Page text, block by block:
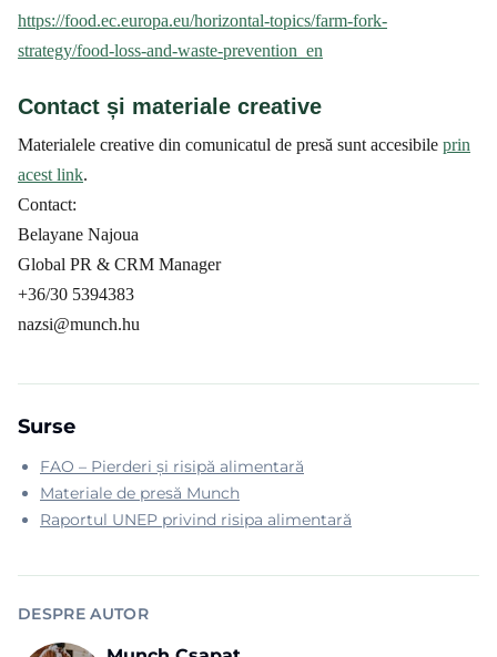
https://food.ec.europa.eu/horizontal-topics/farm-fork-
strategy/food-loss-and-waste-prevention_en
Contact și materiale creative
Materialele creative din comunicatul de presă sunt accesibile prin
acest link.
Contact:
Belayane Najoua
Global PR & CRM Manager
+36/30 5394383
nazsi@munch.hu
Surse
FAO – Pierderi și risipă alimentară
Materiale de presă Munch
Raportul UNEP privind risipa alimentară
DESPRE AUTOR